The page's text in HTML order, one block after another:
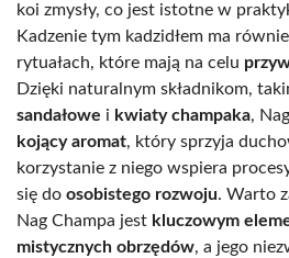
koi zmysły, co jest istotne w
Kadzenie tym kadzidłem ma
rytuałach, które mają na celu
Dzięki naturalnym składnikom,
sandałowe i kwiaty champaka,
kojący aromat, który sprzyja
korzystanie z niego wspiera
się do osobistego rozwoju. Warto
Nag Champa jest kluczowym
mistycznych obrzędów, a jego